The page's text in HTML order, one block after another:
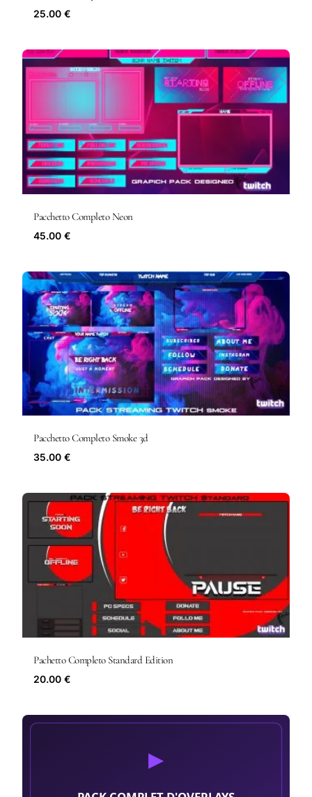
25.00 €
Pacchetto Completo Neon
45.00 €
Pacchetto Completo Smoke 3d
35.00 €
Pachetto Completo Standard Edition
20.00 €